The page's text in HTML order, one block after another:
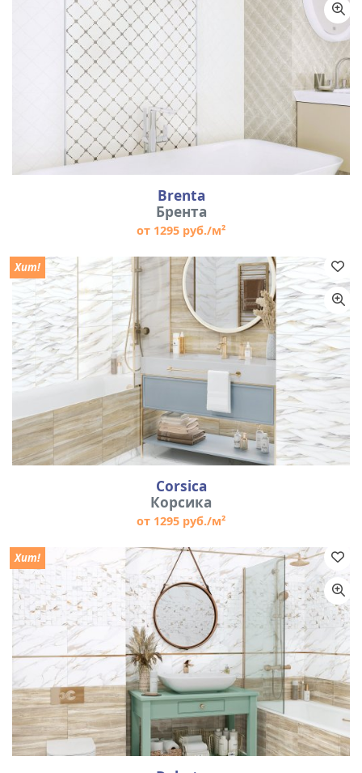
Brenta
Брента
от 1295 руб./м²
Corsica
Корсика
от 1295 руб./м²
Хит!
Хит!